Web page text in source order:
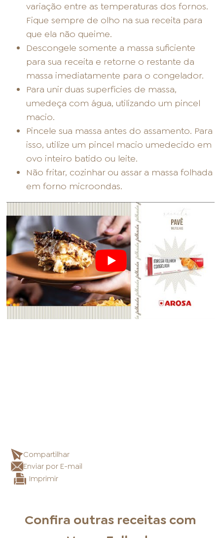
variação entre as temperaturas dos fornos.
Fique sempre de olho na sua receita para
que ela não queime.
Descongele somente a massa suficiente
para sua receita e retorne o restante da
massa imediatamente para o congelador.
Para unir duas superfícies de massa,
umedeça com água, utilizando um pincel
macio.
Pincele sua massa antes do assamento. Para
isso, utilize um pincel macio umedecido em
ovo inteiro batido ou leite.
Não fritar, cozinhar ou assar a massa folhada
em forno microondas.
Compartilhar
Enviar por E-mail
Imprimir
Confira outras receitas com